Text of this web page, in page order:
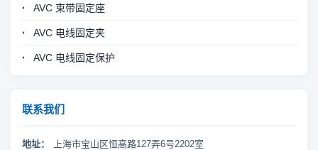
AVC 束带固定座
AVC 电线固定夹
AVC 电线固定保护
联系我们
地址：
上海市宝山区恒高路127弄6号2202室